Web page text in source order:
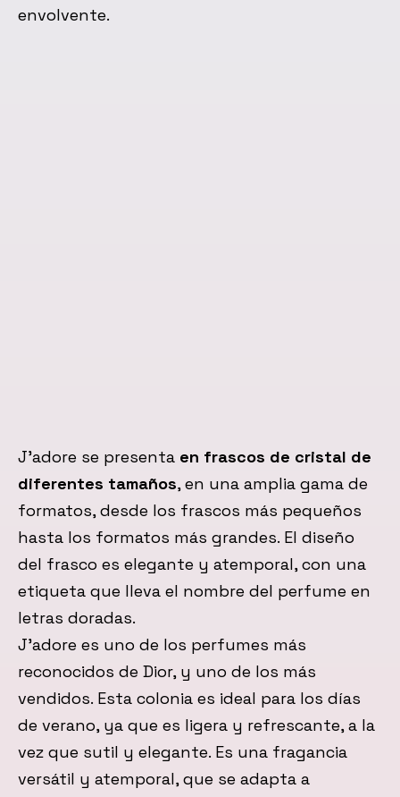
envolvente.
J’adore se presenta en frascos de cristal de
diferentes tamaños, en una amplia gama de
formatos, desde los frascos más pequeños
hasta los formatos más grandes. El diseño
del frasco es elegante y atemporal, con una
etiqueta que lleva el nombre del perfume en
letras doradas.
J’adore es uno de los perfumes más
reconocidos de Dior, y uno de los más
vendidos. Esta colonia es ideal para los días
de verano, ya que es ligera y refrescante, a la
vez que sutil y elegante. Es una fragancia
versátil y atemporal, que se adapta a